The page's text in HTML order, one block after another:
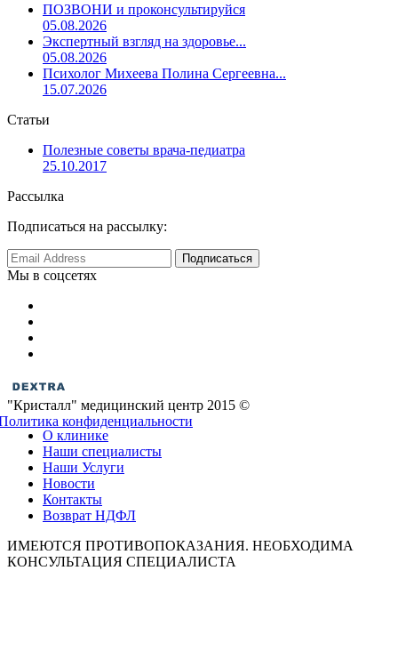
ПОЗВОНИ и проконсультируйся
05.08.2026
Экспертный взгляд на здоровье...
05.08.2026
Психолог Михеева Полина Сергеевна...
15.07.2026
Статьи
Полезные советы врача-педиатра
25.10.2017
Рассылка
Подписаться на рассылку:
Мы в соцсетях
"Кристалл" медицинский центр 2015 ©
конфиденциальности
О клинике
Наши специалисты
Наши Услуги
Новости
Контакты
Возврат НДФЛ
ИМЕЮТСЯ ПРОТИВОПОКАЗАНИЯ. НЕОБХОДИМА
КОНСУЛЬТАЦИЯ СПЕЦИАЛИСТА